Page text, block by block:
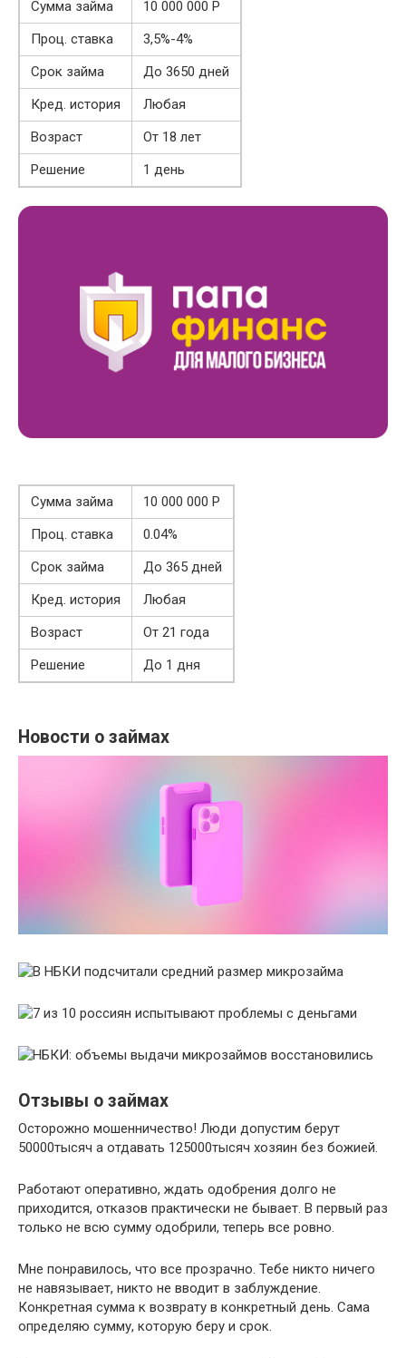
Сумма займа
10 000 000 Р
Проц. ставка
3,5%-4%
Срок займа
До 3650 дней
Кред. история
Любая
Возраст
От 18 лет
Решение
1 день
Сумма займа
10 000 000 Р
Проц. ставка
0.04%
Срок займа
До 365 дней
Кред. история
Любая
Возраст
От 21 года
Решение
До 1 дня
Новости о займах
Отзывы о займах
Осторожно мошенничество! Люди допустим берут
50000тысяч а отдавать 125000тысяч хозяин без божией.
Работают оперативно, ждать одобрения долго не
приходится, отказов практически не бывает. В первый раз
только не всю сумму одобрили, теперь все ровно.
Мне понравилось, что все прозрачно. Тебе никто ничего
не навязывает, никто не вводит в заблуждение.
Конкретная сумма к возврату в конкретный день. Сама
определяю сумму, которую беру и срок.